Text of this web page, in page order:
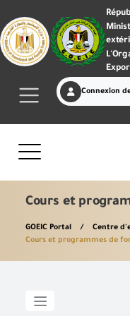
Connexion
Cours et
GOEIC Portal
Centre
Cours et programmes de